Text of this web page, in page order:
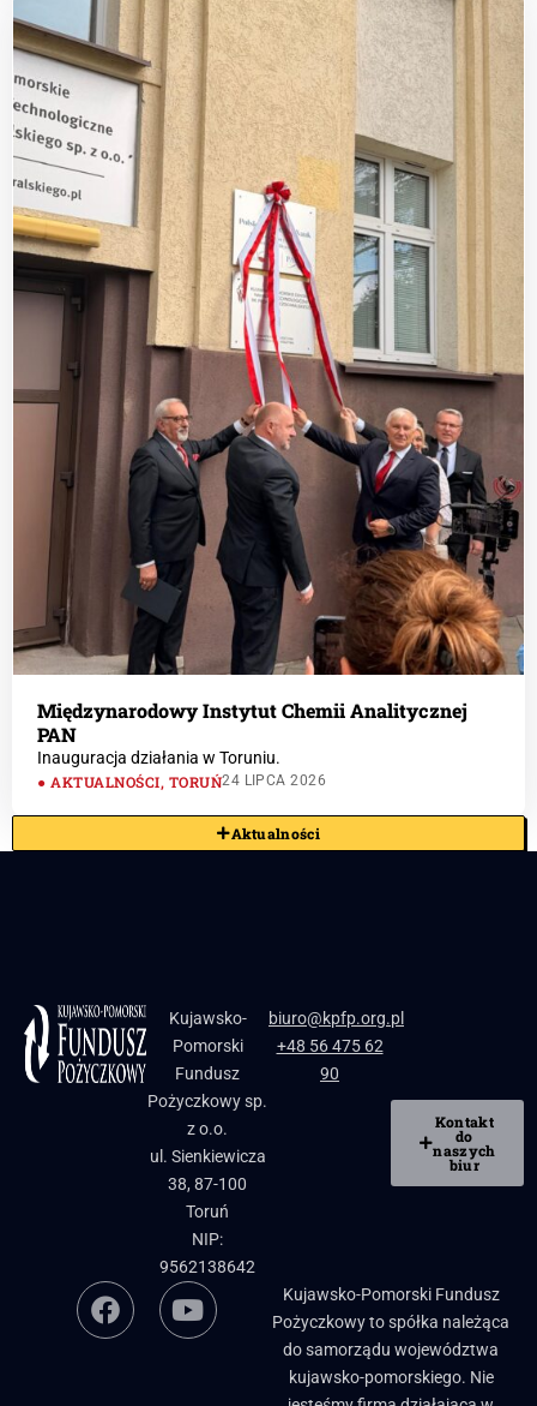
Międzynarodowy Instytut Chemii Analitycznej
PAN
Inauguracja działania w Toruniu.
AKTUALNOŚCI, TORUŃ24 LIPCA 2026
Aktualności
Kujawsko-
Pomorski
Fundusz
Pożyczkowy sp.
z o.o.
ul. Sienkiewicza
38, 87-100
Toruń
NIP:
9562138642
biuro@kpfp.org.pl
+48 56 475 62
90
Kontakt
do
naszych
biur
Kujawsko-Pomorski Fundusz
Pożyczkowy to spółka należąca
do samorządu województwa
kujawsko-pomorskiego. Nie